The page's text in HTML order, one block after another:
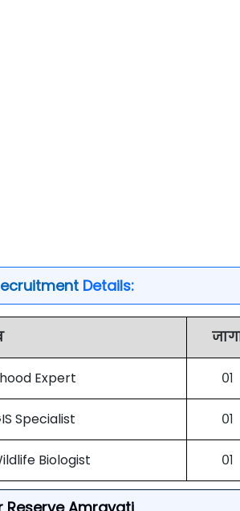
Details:
Expert ०१
Specialist ०१
Biologist ०१